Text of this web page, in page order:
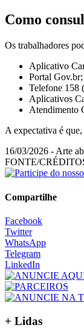
Como
Os trabalhadores
Aplicativo
Portal Gov.br;
Telefone 158
Aplicativos
Atendimento
A expectativa é
16/03/2026 - Arte
FONTE/
Compartilhe
Facebook
Twitter
WhatsApp
Telegram
LinkedIn
+ Lidas